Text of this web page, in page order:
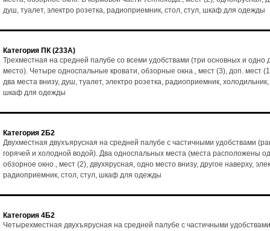
душ, туалет, электро розетка, радиоприемник, стол, стул, шкаф для одежды
Категория ПК (233А)
Трехместная на средней палубе со всеми удобствами (три основных и одно
место). Четыре односпальные кровати, обзорные окна., мест (3), доп. мест
два места внизу, душ, туалет, электро розетка, радиоприемник, холодильник,
шкаф для одежды
Категория 2Б2
Двухместная двухъярусная на средней палубе с частичными удобствами
горячей и холодной водой). Два односпальных места (места расположены
обзорное окно., мест (2), двухярусная, одно место внизу, другое наверху,
радиоприемник, стол, стул, шкаф для одежды
Категория 4Б2
Четырехместная двухъярусная на средней палубе с частичными